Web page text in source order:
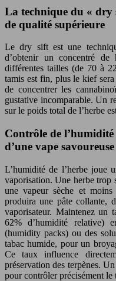
La technique du «
de qualité supérieure
Le dry sift est une
d’obtenir un concentré
différentes tailles (de 70 à
tamis est fin, plus le kief
de concentrer les
gustative incomparable. Un
sur le poids total de l’herbe
Contrôle de
d’une vape savoureuse
L’humidité de l’herbe joue
vaporisation. Une herbe trop
une vapeur sèche et
produira une pâte collante,
vaporisateur. Maintenez un
62% d’humidité relative)
(humidity packs) ou des
tabac humide, pour un
Ce taux influence
préservation des terpènes.
pour contrôler précisément le